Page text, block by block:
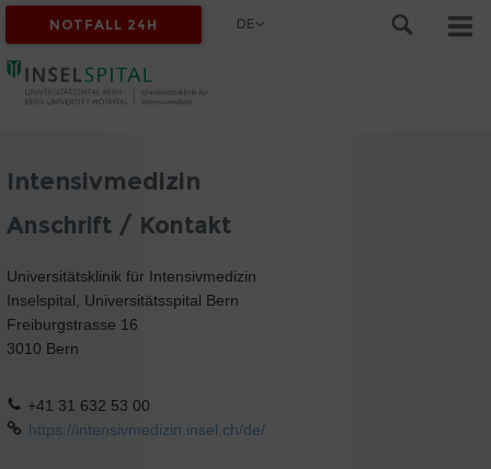
NOTFALL 24H DE
Intensivmedizin
Anschrift / Kontakt
Universitätsklinik für Intensivmedizin
Inselspital, Universitätsspital Bern
Freiburgstrasse 16
3010 Bern
+41 31 632 53 00
https://intensivmedizin.insel.ch/de/